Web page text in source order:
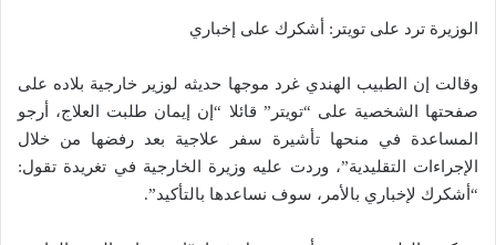
الوزيرة ترد على تويتر: أشكرك على إخباري
وقالت إن الطبيب الهندي غرد موجها حديثه لوزير خارجية بلاده على
صفحتها الشخصية على “تويتر” قائلا “إن إيمان طلبت العلاج، أرجو
المساعدة في منحها تأشيرة سفر علاجية بعد رفضها من خلال
الإجراءات التقليدية”، وردت عليه وزيرة الخارجية في تغريدة تقول:
“أشكرك لإخباري بالأمر، سوف نساعدها بالتأكيد”.